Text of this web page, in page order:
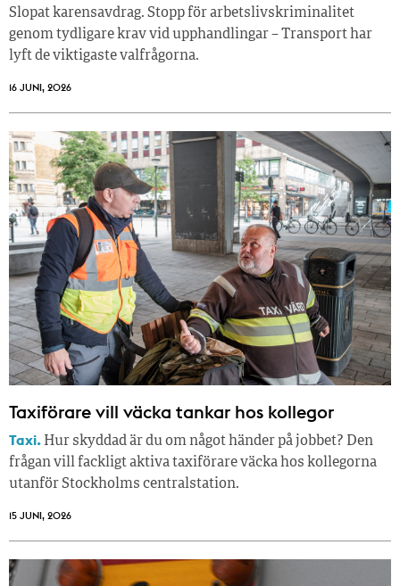
Slopat karensavdrag. Stopp för arbetslivskriminalitet
genom tydligare krav vid upphandlingar – Transport har
lyft de viktigaste valfrågorna.
16 JUNI, 2026
Taxiförare vill väcka tankar hos kollegor
Taxi. Hur skyddad är du om något händer på jobbet? Den
frågan vill fackligt aktiva taxiförare väcka hos kollegorna
utanför Stockholms centralstation.
15 JUNI, 2026